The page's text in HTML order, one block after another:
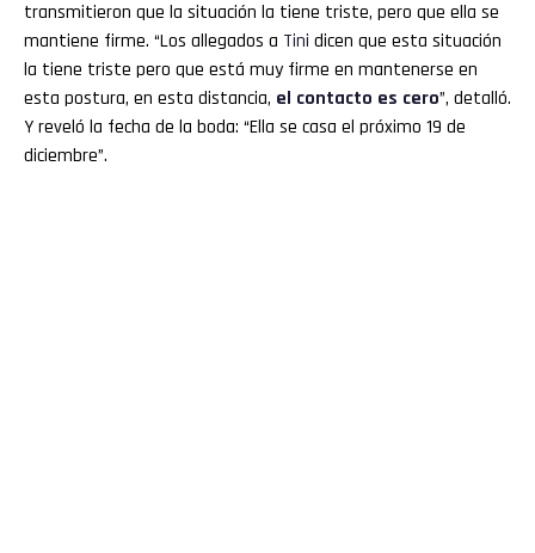
transmitieron que la situación la tiene triste, pero que ella se
mantiene firme. “Los allegados a Tini dicen que esta situación
la tiene triste pero que está muy firme en mantenerse en
esta postura, en esta distancia, el contacto es cero”, detalló.
Y reveló la fecha de la boda: “Ella se casa el próximo 19 de
diciembre”.